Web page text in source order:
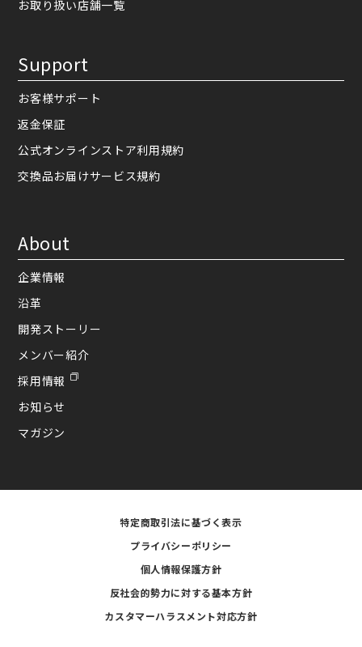
お取り扱い店舗一覧
Support
お客様サポート
返金保証
公式オンラインストア利用規約
交換品お届けサービス規約
About
企業情報
沿革
開発ストーリー
メンバー紹介
採用情報
お知らせ
マガジン
特定商取引法に基づく表示
プライバシーポリシー
個人情報保護方針
反社会的勢力に対する基本方針
カスタマーハラスメント対応方針